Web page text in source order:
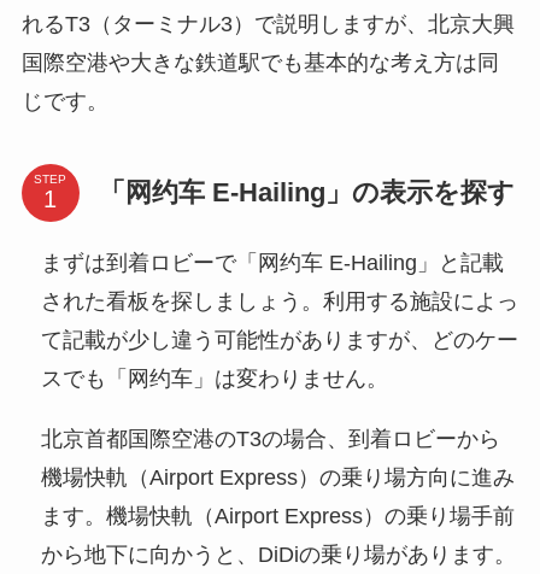
れるT3（ターミナル3）で説明しますが、北京大興
国際空港や大きな鉄道駅でも基本的な考え方は同
じです。
STEP 「网约车 E-Hailing」の表示を探す
まずは到着ロビーで「网约车 E-Hailing」と記載
された看板を探しましょう。利用する施設によっ
て記載が少し違う可能性がありますが、どのケー
スでも「网约车」は変わりません。
北京首都国際空港のT3の場合、到着ロビーから
機場快軌（Airport Express）の乗り場方向に進み
ます。機場快軌（Airport Express）の乗り場手前
から地下に向かうと、DiDiの乗り場があります。